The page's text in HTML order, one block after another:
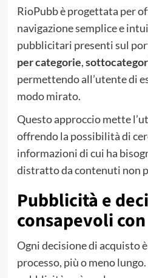
RioPubb è progettata per
navigazione semplice e
pubblicitari presenti sul
per categorie,
permettendo all’utente di
modo mirato.
Questo approccio mette
offrendo la possibilità di
informazioni di cui ha
distratto da contenuti non
Pubblicità e
consapevoli
Ogni decisione di acquisto
processo, più o meno